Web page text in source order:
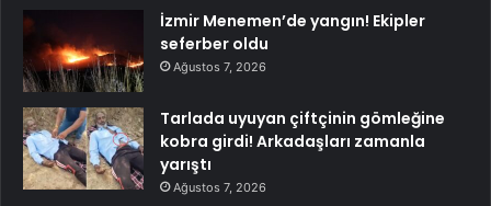
İzmir Menemen’de yangın! Ekipler
seferber oldu
Ağustos 7, 2026
Tarlada uyuyan çiftçinin gömleğine
kobra girdi! Arkadaşları zamanla
yarıştı
Ağustos 7, 2026